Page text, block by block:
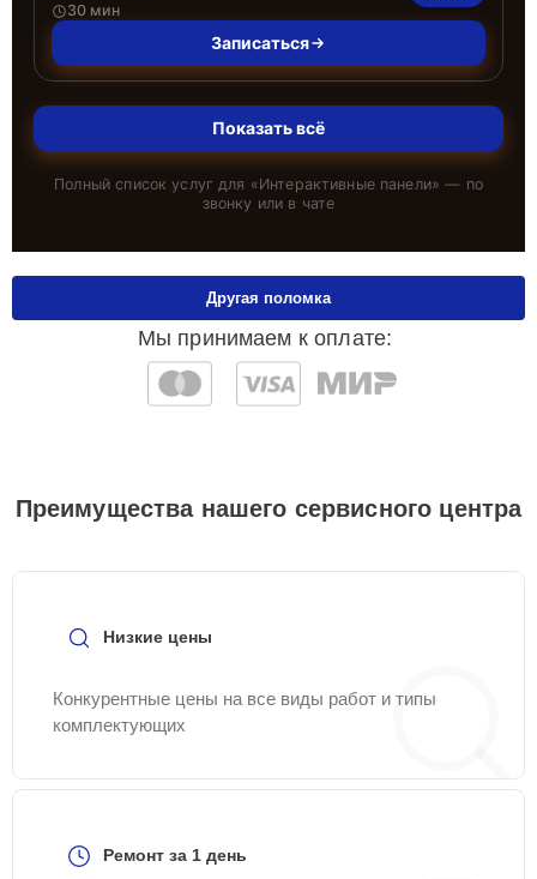
30 мин
Записаться
Показать всё
Полный список услуг для «Интерактивные панели» — по
звонку или в чате
Мы принимаем к оплате:
Другая поломка
Преимущества нашего сервисного центра
Низкие цены
Конкурентные цены на все виды работ и типы
комплектующих
Ремонт за 1 день